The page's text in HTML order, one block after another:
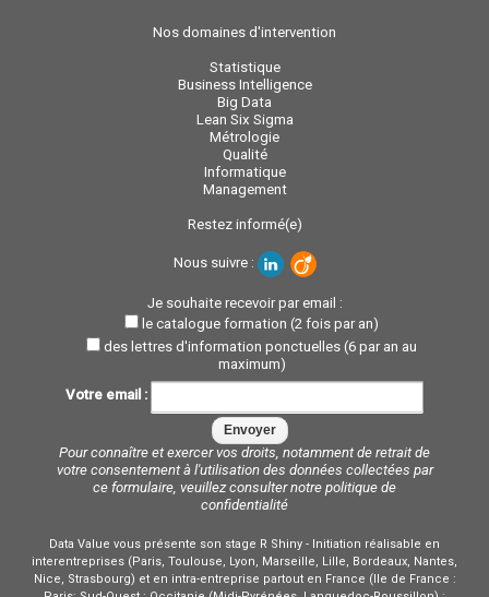
Nos domaines d'intervention
Statistique
Business Intelligence
Big Data
Lean Six Sigma
Métrologie
Qualité
Informatique
Management
Restez informé(e)
Nous suivre :
Je souhaite recevoir par email :
le catalogue formation (2 fois par an)
des lettres d'information ponctuelles (6 par an au
maximum)
Votre email :
Pour connaître et exercer vos droits, notamment de retrait de
votre consentement à l'utilisation des données collectées par
ce formulaire, veuillez consulter notre politique de
confidentialité
Data Value vous présente son stage R Shiny - Initiation réalisable en
interentreprises (Paris, Toulouse, Lyon, Marseille, Lille, Bordeaux, Nantes,
Nice, Strasbourg) et en intra-entreprise partout en France (Ile de France :